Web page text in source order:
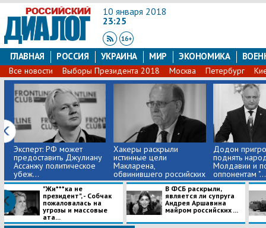
10 января 2018
23:25
ГЛАВНАЯ РОССИЯ УКРАИНА МИР ЭКОНОМИКА
Все новости Выборы Президента 2018 Москва Петербург
Эксперт: РФ может
предоставить Джулиану
Ассанжу политическое
убеж...
Хакеры раскрыли
истинные цели
Макларена,
обвинившего российских
о...
Додон
поднять
Молдавии и
оппонентам "...
"Жи***ка не
президент", - Собчак
пожаловалась на
угрозы и массовые
ата...
В ФСБ раскрыли,
является ли супруга
Андрея Аршавина
майром российских ...